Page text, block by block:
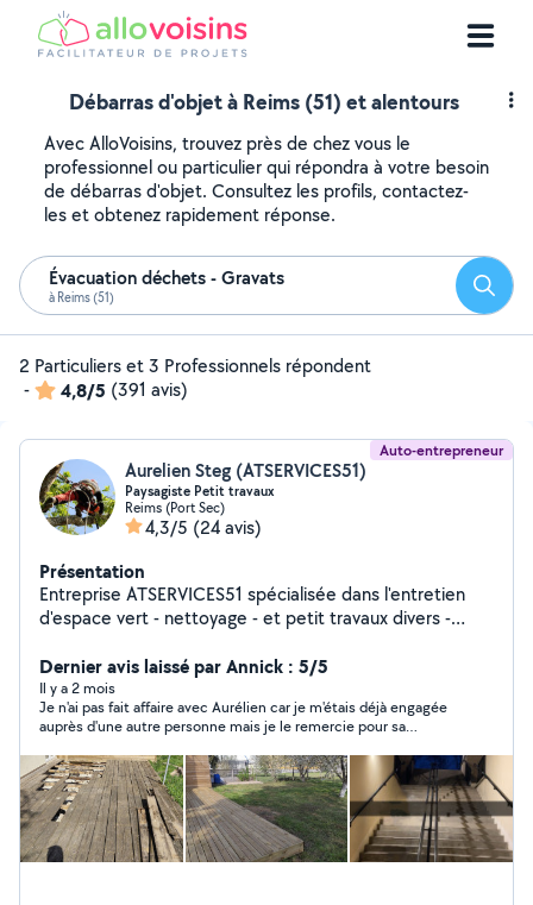
Débarras d'objet à Reims (51) et alentours
Avec AlloVoisins, trouvez près de chez vous le
professionnel ou particulier qui répondra à votre besoin
de débarras d'objet. Consultez les profils, contactez-
les et obtenez rapidement réponse.
Évacuation déchets - Gravats
à Reims (51)
2 Particuliers et 3 Professionnels répondent
-
4,8/5 (391 avis)
Auto-entrepreneur
Aurelien Steg (ATSERVICES51)
Paysagiste Petit travaux
Reims (Port Sec)
4,3/5 (24 avis)
Présentation
Entreprise ATSERVICES51 spécialisée dans l'entretien
d'espace vert - nettoyage - et petit travaux divers -
Dernier avis laissé par Annick : 5/5
Il y a 2 mois
Je n'ai pas fait affaire avec Aurélien car je m'étais déjà engagée
auprès d'une autre personne mais je le remercie pour sa